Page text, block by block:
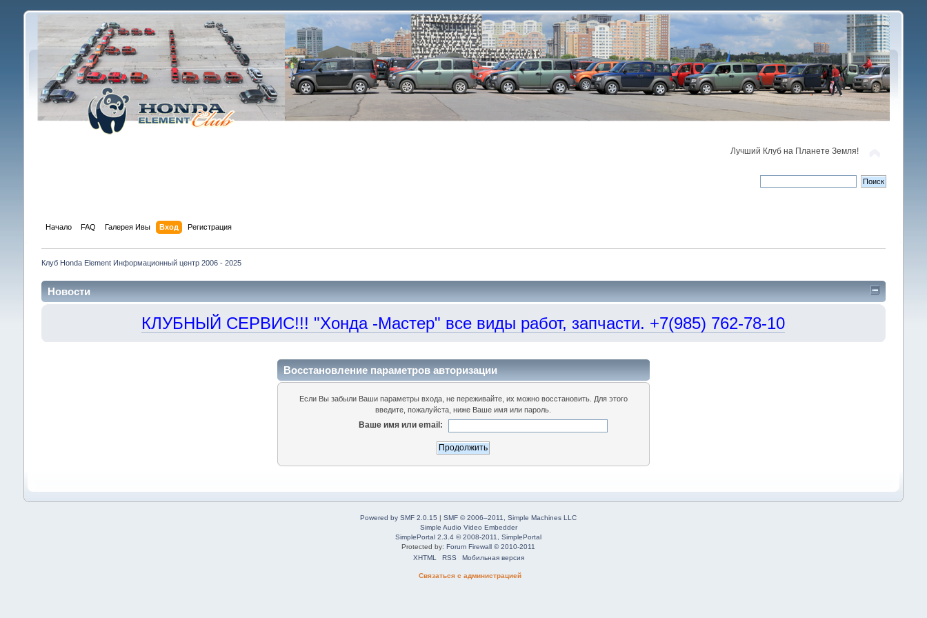
Лучший Клуб на Планете Земля!
Начало FAQ Галерея Ивы Вход Регистрация
Клуб Honda Element Информационный центр 2006 - 2025
Новости
КЛУБНЫЙ СЕРВИС!!! "Хонда -Мастер" все виды работ, запчасти. +7(985) 762-78-10
Восстановление параметров авторизации
Если Вы забыли Ваши параметры входа, не переживайте, их можно восстановить. Для этого
введите, пожалуйста, ниже Ваше имя или пароль.
Ваше имя или email:
Powered by SMF 2.0.15 |SMF © 2006–2011, Simple Machines LLC
Simple Audio Video Embedder
SimplePortal 2.3.4 © 2008-2011, SimplePortal
Protected by:Forum Firewall © 2010-2011
XHTML
RSS Мобильная версия
Связаться с администрацией